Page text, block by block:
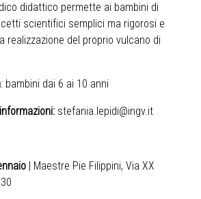
didattico permette ai bambini di
scientifici semplici ma rigorosi e
realizzazione del proprio vulcano di
: bambini dai 6 ai 10 anni
stefania.lepidi@ingv.it
| Maestre Pie Filippini, Via XX